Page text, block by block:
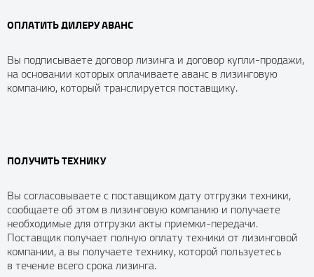
ОПЛАТИТЬ ДИЛЕРУ АВАНС
Вы подписываете договор лизинга и договор купли-продажи,
на основании которых оплачиваете аванс в лизинговую
компанию, который транслируется поставщику.
ПОЛУЧИТЬ ТЕХНИКУ
Вы согласовываете с поставщиком дату отгрузки техники,
сообщаете об этом в лизинговую компанию и получаете
необходимые для отгрузки акты приемки-передачи.
Поставщик получает полную оплату техники от лизинговой
компании, а вы получаете технику, которой пользуетесь
в течение всего срока лизинга.